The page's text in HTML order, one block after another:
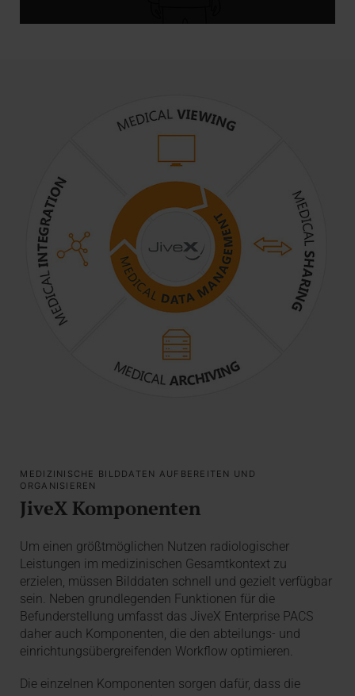
MEDIZINISCHE BILDDATEN AUFBEREITEN UND
ORGANISIEREN
JiveX Komponenten
Um einen größtmöglichen Nutzen radiologischer
Leistungen im medizinischen Gesamtkontext zu
erzielen, müssen Bilddaten schnell und gezielt verfügbar
sein. Neben grundlegenden Funktionen für die
Befunderstellung umfasst das JiveX Enterprise PACS
daher auch Komponenten, die den abteilungs- und
einrichtungsübergreifenden Workflow optimieren.
Die einzelnen Komponenten sorgen dafür, dass die